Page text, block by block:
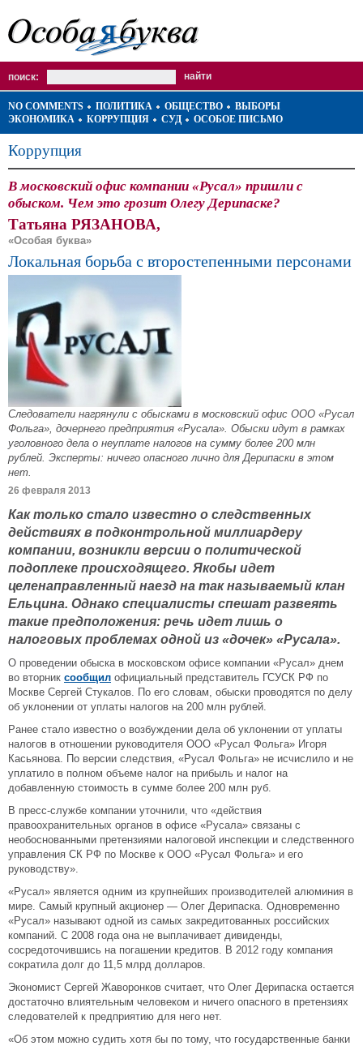
поиск:
NO COMMENTS ПОЛИТИКА ОБЩЕСТВО
ВЫБОРЫ
ЭКОНОМИКА
КОРРУПЦИЯ СУД ОСОБОЕ ПИСЬМО
Коррупция
В московский офис компании «Русал» пришли с
обыском. Чем это грозит Олегу Дерипаске?
Татьяна РЯЗАНОВА,
«Особая буква»
Локальная борьба с второстепенными персонами
Следователи нагрянули с обысками в московский офис ООО «Русал
Фольга», дочернего предприятия «Русала». Обыски идут в рамках
уголовного дела о неуплате налогов на сумму более 200 млн
рублей. Эксперты: ничего опасного лично для Дерипаски в этом
нет.
26 февраля 2013
Как только стало известно о следственных
действиях в подконтрольной миллиардеру
компании, возникли версии о политической
подоплеке происходящего. Якобы идет
целенаправленный наезд на так называемый клан
Ельцина. Однако специалисты спешат развеять
такие предположения: речь идет лишь о
налоговых проблемах одной из «дочек» «Русала».
О проведении обыска в московском офисе компании «Русал» днем
во вторник сообщил официальный представитель ГСУСК РФ по
Москве Сергей Стукалов. По его словам, обыски проводятся по делу
об уклонении от уплаты налогов на 200 млн рублей.
Ранее стало известно о возбуждении дела об уклонении от уплаты
налогов в отношении руководителя ООО «Русал Фольга» Игоря
Касьянова. По версии следствия, «Русал Фольга» не исчислило и не
уплатило в полном объеме налог на прибыль и налог на
добавленную стоимость в сумме более 200 млн руб.
В пресс-службе компании уточнили, что «действия
правоохранительных органов в офисе «Русала» связаны с
необоснованными претензиями налоговой инспекции и следственного
управления СК РФ по Москве к ООО «Русал Фольга» и его
руководству».
«Русал» является одним из крупнейших производителей алюминия в
мире. Самый крупный акционер — Олег Дерипаска. Одновременно
«Русал» называют одной из самых закредитованных российских
компаний. С 2008 года она не выплачивает дивиденды,
сосредоточившись на погашении кредитов. В 2012 году компания
сократила долг до 11,5 млрд долларов.
Экономист Сергей Жаворонков считает, что Олег Дерипаска остается
достаточно влиятельным человеком и ничего опасного в претензиях
следователей к предприятию для него нет.
«Об этом можно судить хотя бы по тому, что государственные банки